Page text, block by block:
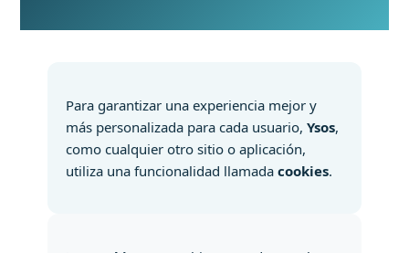
Para garantizar una experiencia mejor y
más personalizada para cada usuario,Ysos,
como cualquier otro sitio o aplicación,
utiliza una funcionalidad llamadacookies.